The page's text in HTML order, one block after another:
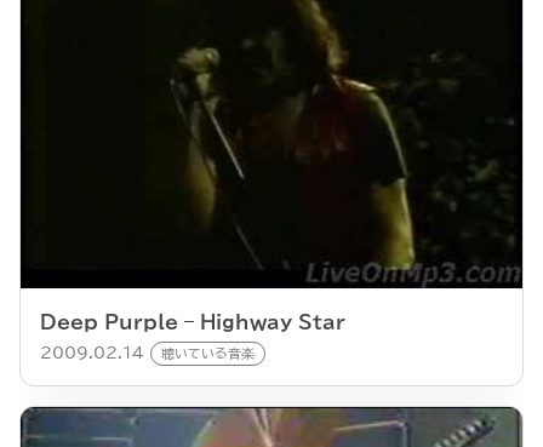
Deep Purple – Highway Star
2009.02.14 聴いている音楽